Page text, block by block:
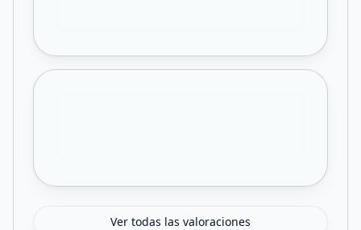
Ver todas las valoraciones